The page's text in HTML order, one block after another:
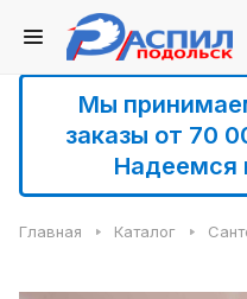
Мы
заказы от 70
Надеемся
Главная Каталог